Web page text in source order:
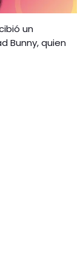
un
Bunny, quien